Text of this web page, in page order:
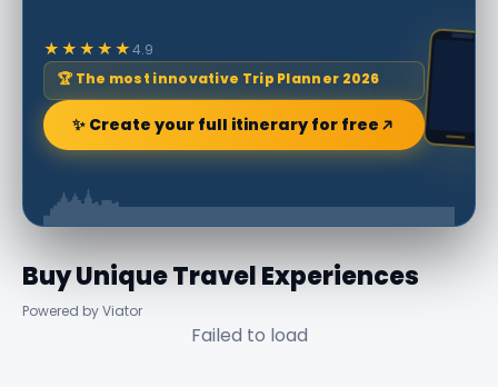
★★★★★4.9
🏆 The most innovative Trip Planner 2026
✨ Create your full itinerary for free
Buy Unique Travel Experiences
Powered by Viator
Failed to load